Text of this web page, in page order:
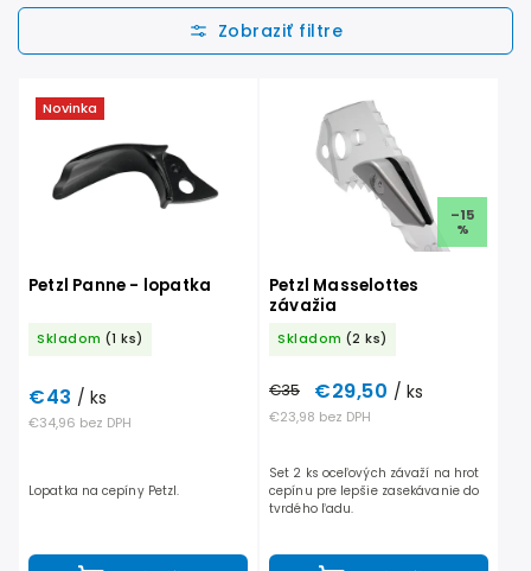
Najlacnejšie
Najdrahšie
Abecedne
Novinka
Petzl Panne - lopatka
Skladom (1 ks)
€34,96 bez DPH
€43 / ks
Lopatka na cepíny Petzl.
–15
%
Petzl Masselottes
závažia
Skladom (2 ks)
€23,98 bez DPH
€35 €29,50 / ks
Set 2 ks oceľových závaží na hrot
cepínu pre lepšie zasekávanie do
tvrdého ľadu.